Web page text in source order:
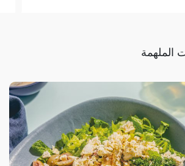
الملهمة